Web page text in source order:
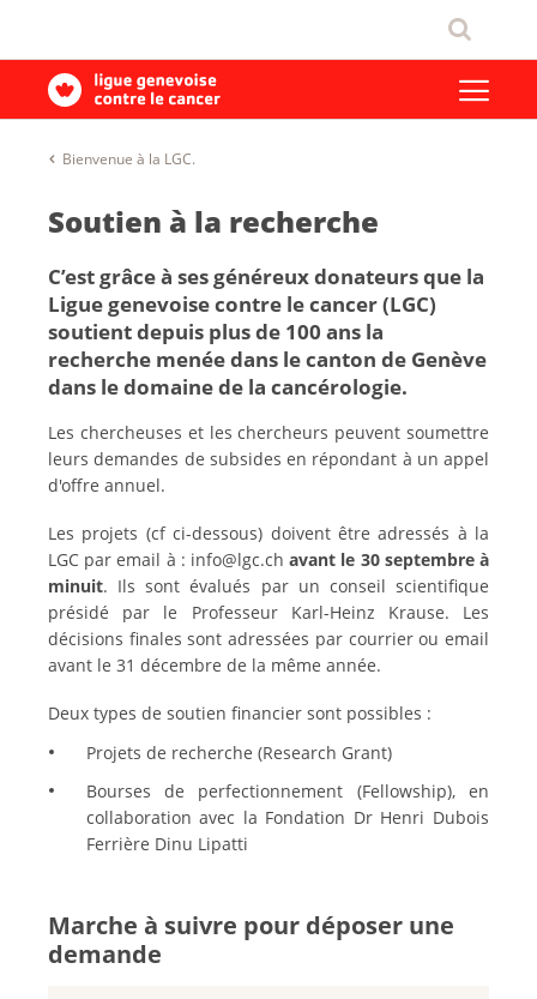
Bienvenue à la LGC.
Soutien à la recherche
C’est grâce à ses généreux donateurs que la
Ligue genevoise contre le cancer (LGC)
soutient depuis plus de 100 ans la
recherche menée dans le canton de Genève
dans le domaine de la cancérologie.
Les chercheuses et les chercheurs peuvent soumettre
leurs demandes de subsides en répondant à un appel
d'offre annuel.
Les projets (cf ci-dessous) doivent être adressés à la
LGC par email à : info@lgc.chavant le 30 septembre à
minuit. Ils sont évalués par un conseil scientifique
présidé par le Professeur Karl-Heinz Krause. Les
décisions finales sont adressées par courrier ou email
avant le 31 décembre de la même année.
Deux types de soutien financier sont possibles :
Projets de recherche (Research Grant)
Bourses de perfectionnement (Fellowship), en
collaboration avec la Fondation Dr Henri Dubois
Ferrière Dinu Lipatti
Marche à suivre pour déposer une
demande